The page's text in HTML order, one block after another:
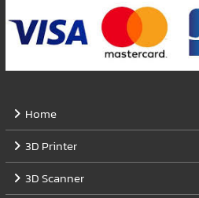
Home
3D Printer
3D Scanner